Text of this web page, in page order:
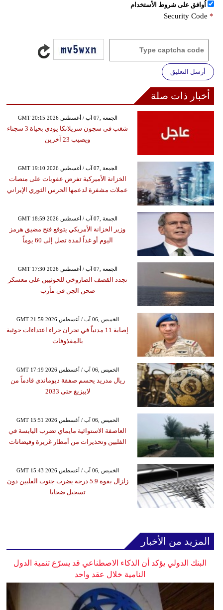
اُوافق على شروط الأستخدام
Security Code *
أرسل التعليق
أخبار ذات صلة
GMT 20:15 2026 الجمعة ,07 آب / أغسطس
شغب في سجون سريلانكا يودي بحياة 3 سجناء
ويصيب 23 آخرين
GMT 19:10 2026 الجمعة ,07 آب / أغسطس
الخزانة الأميركية تفرض عقوبات على منصات
عملات مشفرة لدعمها الحرس الثوري الإيراني
GMT 18:59 2026 الجمعة ,07 آب / أغسطس
وزير الخزانة الأمريكي يتوقع فتح مضيق هرمز
اليوم أو غداً لمدة تصل إلى 60 يوماً
GMT 17:30 2026 الجمعة ,07 آب / أغسطس
تجدد القصف الصاروخي للحوثيين على معسكر
صحن الجن في مأرب
GMT 21:59 2026 الخميس ,06 آب / أغسطس
إصابة 11 مدنياً في نجران جراء اعتداءات حوثية
بالمقذوفات
GMT 17:19 2026 الخميس ,06 آب / أغسطس
ريال مدريد يحسم صفقة ديوماندي قادماً من
لايبزيغ حتى 2033
GMT 15:51 2026 الخميس ,06 آب / أغسطس
العاصفة الاستوائية مايماي تضرب اليابسة في
الفلبين وتحذيرات من أمطار غزيرة وفيضانات
GMT 15:43 2026 الخميس ,06 آب / أغسطس
زلزال بقوة 5.9 درجة يضرب جنوب الفلبين دون
تسجيل ضحايا
المزيد من الأخبار
البنك الدولي يؤكد أن الذكاء الاصطناعي قد يسرّع تنمية الدول
النامية خلال عقد واحد